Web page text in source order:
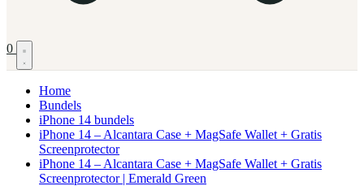
0
Home
Bundels
iPhone 14 bundels
iPhone 14 – Alcantara Case + MagSafe Wallet + Gratis
Screenprotector
iPhone 14 – Alcantara Case + MagSafe Wallet + Gratis
Screenprotector | Emerald Green